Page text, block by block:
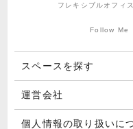
フレキシブルオフィ
Follow Me
スペースを探す
運営会社
個人情報の取り扱いに